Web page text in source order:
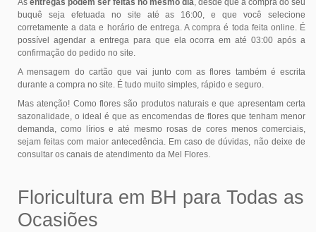
As entregas podem ser feitas no mesmo dia, desde que a compra do seu
buquê seja efetuada no site até as 16:00, e que você selecione
corretamente a data e horário de entrega. A compra é toda feita online. É
possível agendar a entrega para que ela ocorra em até 03:00 após a
confirmação do pedido no site.
A mensagem do cartão que vai junto com as flores também é escrita
durante a compra no site. É tudo muito simples, rápido e seguro.
Mas atenção! Como flores são produtos naturais e que apresentam certa
sazonalidade, o ideal é que as encomendas de flores que tenham menor
demanda, como lírios e até mesmo rosas de cores menos comerciais,
sejam feitas com maior antecedência. Em caso de dúvidas, não deixe de
consultar os canais de atendimento da Mel Flores.
Floricultura em BH para Todas as
Ocasiões